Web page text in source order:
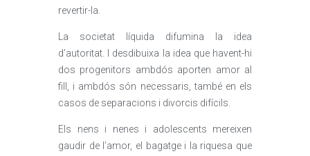
revertir-la.
La societat líquida difumina la idea
d’autoritat. I desdibuixa la idea que havent-hi
dos progenitors ambdós aporten amor al
fill, i ambdós són necessaris, també en els
casos de separacions i divorcis difícils.
Els nens i nenes i adolescents mereixen
gaudir de l’amor, el bagatge i la riquesa que